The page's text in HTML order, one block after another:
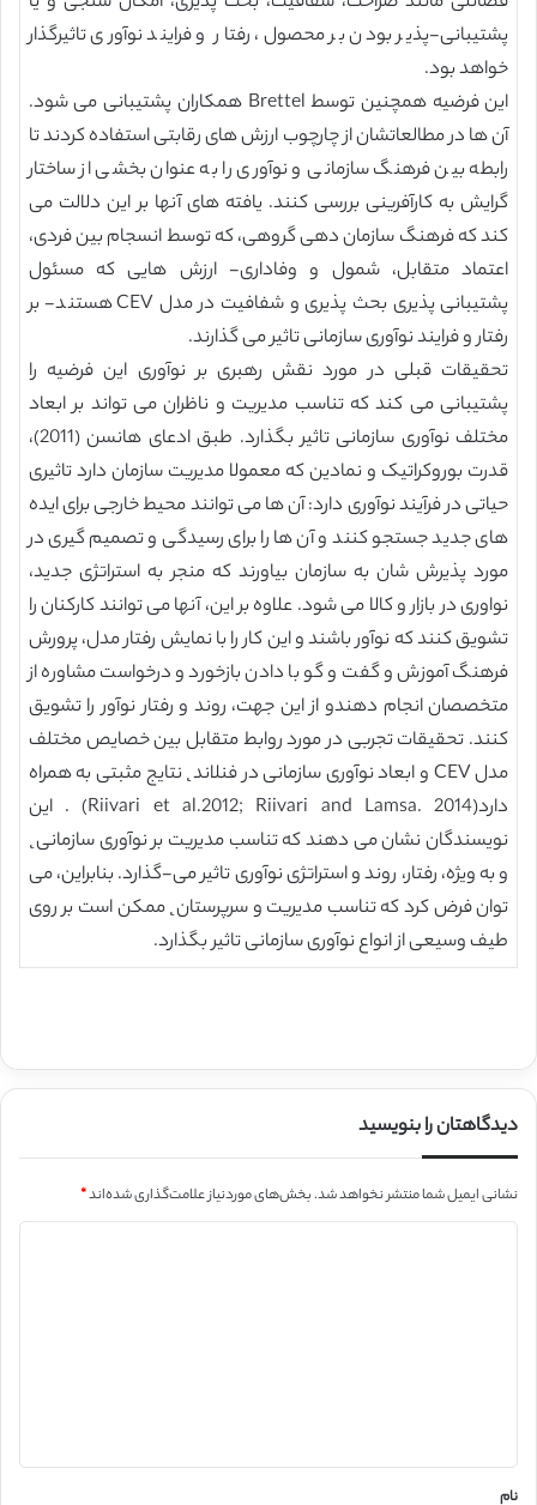
پشتیبانی-پذیر بودن بر محصول، رفتار و فرایند نوآوری تاثیرگذار
خواهد بود.
این فرضیه همچنین توسط Brettel همکاران پشتیبانی می شود.
آن ها در مطالعاتشان از چارچوب ارزش های رقابتی استفاده کردند تا
رابطه بین فرهنگ سازمانی و نوآوری را به عنوان بخشی از ساختار
گرایش به کارآفرینی بررسی کنند. یافته های آنها بر این دلالت می
کند که فرهنگ سازمان دهی گروهی، که توسط انسجام بین فردی،
اعتماد متقابل، شمول و وفاداری- ارزش هایی که مسئول
پشتیبانی پذیری بحث پذیری و شفافیت در مدل CEV هستند- بر
رفتار و فرایند نوآوری سازمانی تاثیر می گذارند.
تحقیقات قبلی در مورد نقش رهبری بر نوآوری این فرضیه را
پشتیبانی می کند که تناسب مدیریت و ناظران می تواند بر ابعاد
مختلف نوآوری سازمانی تاثیر بگذارد. طبق ادعای هانسن (2011)،
قدرت بوروکراتیک و نمادین که معمولا مدیریت سازمان دارد تاثیری
حیاتی در فرآیند نوآوری دارد: آن ها می توانند محیط خارجی برای ایده
های جدید جستجو کنند و آن ها را برای رسیدگی و تصمیم گیری در
مورد پذیرش شان به سازمان بیاورند که منجر به استراتژی جدید،
نواوری در بازار و کالا می شود. علاوه بر این، آنها می توانند کارکنان را
تشویق کنند که نوآور باشند و این کار را با نمایش رفتار مدل، پرورش
فرهنگ آموزش و گفت و گو با دادن بازخورد و درخواست مشاوره از
متخصصان انجام دهندو از این جهت، روند و رفتار نوآور را تشویق
کنند. تحقیقات تجربی در مورد روابط متقابل بین خصایص مختلف
مدل CEV و ابعاد نوآوری سازمانی در فنلاند˛ نتایج مثبتی به همراه
دارد(Riivari et al.2012; Riivari and Lamsa. 2014) . این
نویسندگان نشان می دهند که تناسب مدیریت بر نوآوری سازمانی˛
و به ویژه، رفتار، روند و استراتژی نوآوری تاثیر می-گذارد. بنابراین، می
توان فرض کرد که تناسب مدیریت و سرپرستان˛ ممکن است بر روی
طیف وسیعی از انواع نوآوری سازمانی تاثیر بگذارد.
دیدگاهتان را بنویسید
نشانی ایمیل شما منتشر نخواهد شد.بخش‌های موردنیاز علامت‌گذاری شده‌اند*
نام